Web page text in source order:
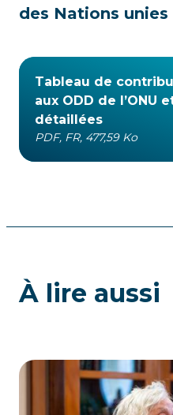
des Nations unies
Tableau de
aux ODD de l’ONU
détaillées
PDF, FR, 477,59 Ko
À lire aussi